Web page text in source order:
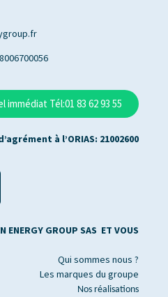
immédiat Tél:01 83 62 93 55
à l’ORIAS: 21002600
ENERGY GROUP SAS ET VOUS
Qui sommes nous ?
Les marques du groupe
Nos réalisations